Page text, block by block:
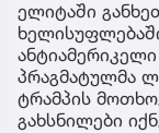
ელიტაში
პრაგმატულმა
ტრამპის
გახსნილები